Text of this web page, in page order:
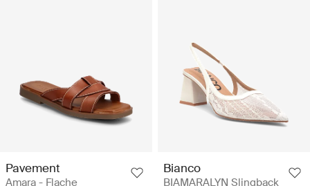
Pavement
Amara - Flache
Bianco
BIAMARALYN Slingback